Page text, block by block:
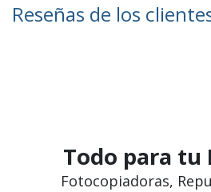
Reseñas de los
Todo para tu
Fotocopiadoras,